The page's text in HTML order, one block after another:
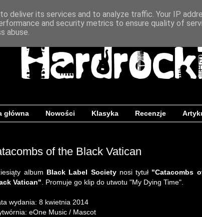
główna Nowości Klasyka Recenzje
of the Black Vatican
album Black Label Societynosi tytuł "Catacombs
Vatican" . Promuje go klip do utwotu "My Dying Time".
wydania: 8 kwietnia 2014
eOne Music / Mascot
deliver its services and to analyze traffic. Your IP
and security metrics to ensure quality of
abuse.